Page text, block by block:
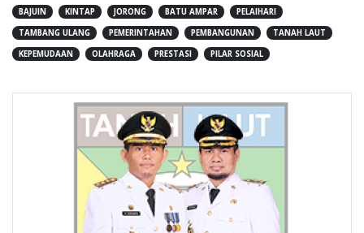
BAJUIN
KINTAP JORONG BATU AMPAR
PELAIHARI
TAMBANG ULANG
PEMERINTAHAN PEMBANGUNAN
TANAH LAUT
KEPEMUDAAN
OLAHRAGA PRESTASI PILAR SOSIAL